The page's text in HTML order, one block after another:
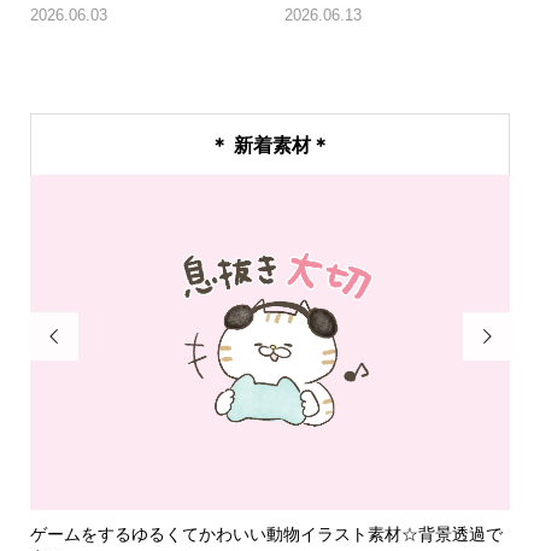
2026.06.03 2026.06.13
＊ 新着素材＊

ゲームをするゆるくてかわいい動物イラスト素材☆背景透過で
